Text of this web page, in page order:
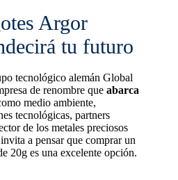
Argor
tu futuro
tecnológico alemán Global
de renombre que abarca
medio ambiente,
tecnológicas, partners
de los metales preciosos
a pensar que comprar un
20g es una excelente opción.